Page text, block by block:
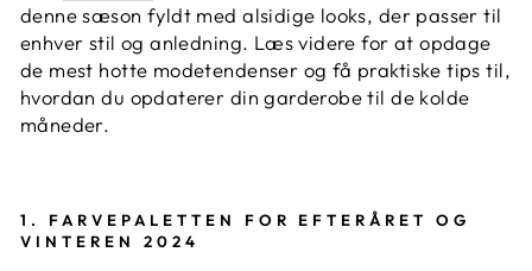
denne sæson fyldt med alsidige looks, der passer til
enhver stil og anledning. Læs videre for at opdage
de mest hotte modetendenser og få praktiske tips til,
hvordan du opdaterer din garderobe til de kolde
måneder.
1. FARVEPALETTEN FOR EFTERÅRET OG
VINTEREN 2024